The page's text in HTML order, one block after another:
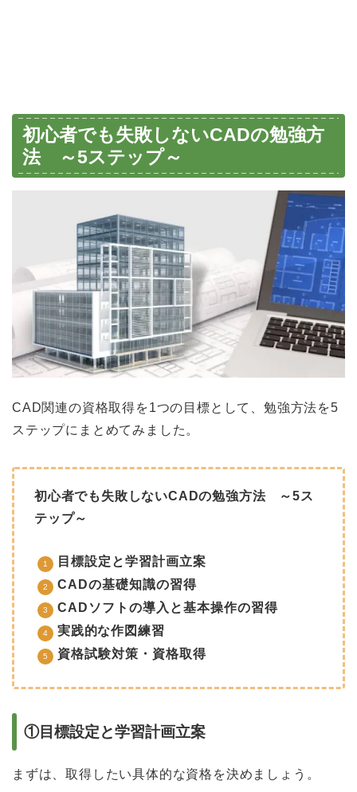
初心者でも失敗しないCADの勉強方
法 ～5ステップ～
CAD関連の資格取得を1つの目標として、勉強方法を5
ステップにまとめてみました。
初心者でも失敗しないCADの勉強方法 ～5ス
テップ～
目標設定と学習計画立案
CADの基礎知識の習得
CADソフトの導入と基本操作の習得
実践的な作図練習
資格試験対策・資格取得
①目標設定と学習計画立案
まずは、取得したい具体的な資格を決めましょう。